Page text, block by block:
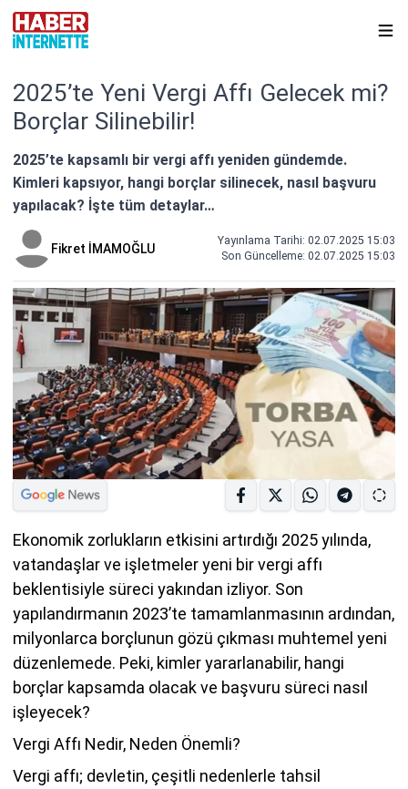
2025’te Yeni Vergi Affı Gelecek mi?
Borçlar Silinebilir!
2025’te kapsamlı bir vergi affı yeniden gündemde.
Kimleri kapsıyor, hangi borçlar silinecek, nasıl başvuru
yapılacak? İşte tüm detaylar…
Fikret İMAMOĞLU
Yayınlama Tarihi: 02.07.2025 15:03
Son Güncelleme: 02.07.2025 15:03
Ekonomik zorlukların etkisini artırdığı 2025 yılında,
vatandaşlar ve işletmeler yeni bir vergi affı
beklentisiyle süreci yakından izliyor. Son
yapılandırmanın 2023’te tamamlanmasının ardından,
milyonlarca borçlunun gözü çıkması muhtemel yeni
düzenlemede. Peki, kimler yararlanabilir, hangi
borçlar kapsamda olacak ve başvuru süreci nasıl
işleyecek?
Vergi Affı Nedir, Neden Önemli?
Vergi affı; devletin, çeşitli nedenlerle tahsil